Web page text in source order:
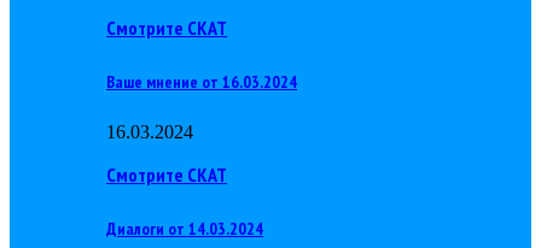
Смотрите СКАТ
Ваше мнение от 16.03.2024
16.03.2024
Смотрите СКАТ
Диалоги от 14.03.2024